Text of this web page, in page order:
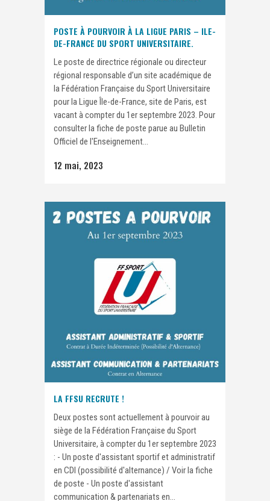
POSTE À POURVOIR À LA LIGUE PARIS – ILE-
DE-FRANCE DU SPORT UNIVERSITAIRE.
Le poste de directrice régionale ou directeur
régional responsable d’un site académique de
la Fédération Française du Sport Universitaire
pour la Ligue Île-de-France, site de Paris, est
vacant à compter du 1er septembre 2023. Pour
consulter la fiche de poste parue au Bulletin
Officiel de l'Enseignement...
12 mai, 2023
LA FFSU RECRUTE !
Deux postes sont actuellement à pourvoir au
siège de la Fédération Française du Sport
Universitaire, à compter du 1er septembre 2023
: - Un poste d'assistant sportif et administratif
en CDI (possibilité d'alternance) / Voir la fiche
de poste - Un poste d'assistant
communication & partenariats en...